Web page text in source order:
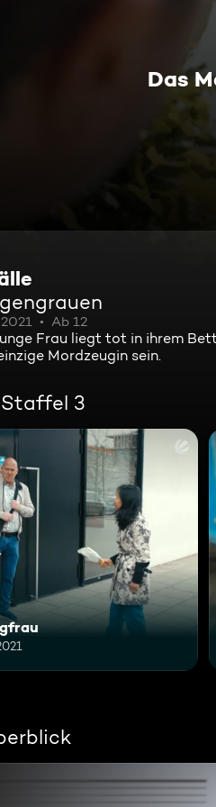
Das
Ab 12
Frau liegt tot in ihrem
Mordzeugin sein.
3